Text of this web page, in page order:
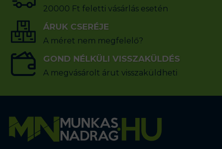
20000 Ft feletti vásárlás esetén
ÁRUK CSERÉJE
A méret nem megfelelő?
GOND NÉLKÜLI VISSZAKÜLDÉS
A megvásárolt árut visszaküldheti